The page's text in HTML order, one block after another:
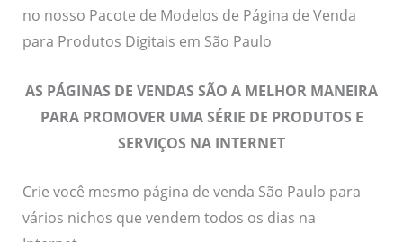
no nosso Pacote de Modelos de Página de Venda
para Produtos Digitais em São Paulo
AS PÁGINAS DE VENDAS SÃO A MELHOR MANEIRA
PARA PROMOVER UMA SÉRIE DE PRODUTOS E
SERVIÇOS NA INTERNET
Crie você mesmo página de venda São Paulo para
vários nichos que vendem todos os dias na